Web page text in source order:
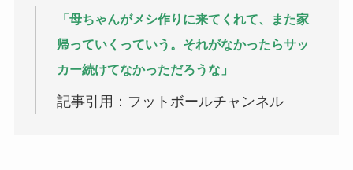
「母ちゃんがメシ作りに来てくれて、また家
帰っていくっていう。それがなかったらサッ
カー続けてなかっただろうな」
記事引用：フットボールチャンネル